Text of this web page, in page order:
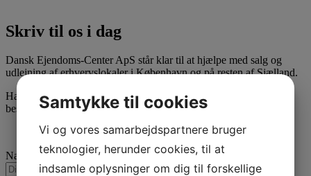
Skriv til os i dag
Dansk Ejendoms-Center ApS står klar til at hjælpe med salg og
udlejning af erhvervslokaler i København og på resten af Sjælland.
Har du spørgsmål til vores arbejde, kan du med fordel sende os en
besked. Vi vender tilbage hurtigst muligt!
Navn
Samtykke til cookies
Vi og vores samarbejdspartnere bruger
teknologier, herunder cookies, til at
indsamle oplysninger om dig til forskellige